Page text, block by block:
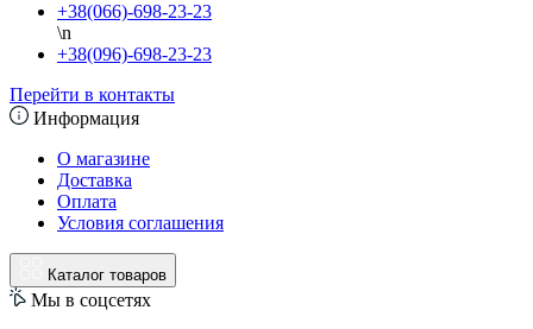
+38(066)-698-23-23
\n
+38(096)-698-23-23
Перейти в контакты
Информация
О магазине
Доставка
Оплата
Условия соглашения
Каталог товаров
Мы в соцсетях